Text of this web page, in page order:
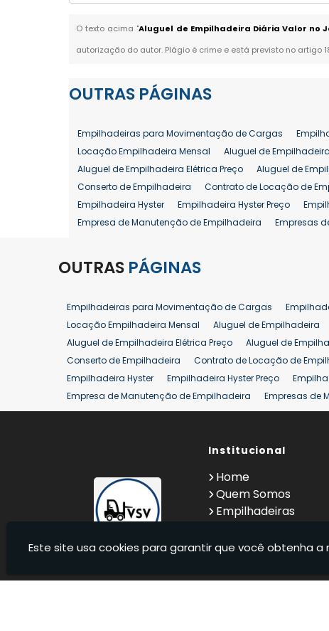
O texto acima "Aluguel de Empilhadeira Diária Valor no
autorização do autor. Plágio é crime e está previsto no artigo
OUTRAS PÁGINAS
Empilhadeiras para Movimentação de Cargas
Locação Empilhadeira Mensal
Aluguel de Empilhadeira
Aluguel de Empilhadeira Elétrica Preço
Aluguel de
Conserto de Empilhadeira
Contrato de Locação de
Empilhadeira Hyster
Empilhadeira Hyster Preço
Empresa de Manutenção de Empilhadeira
Empresas
Manutenção em Empilhadeiras
Reforma de Empilhadeira
Aluguel de Empilhadeira 25 ton
Locação de
Venda Empilhadeiras 25 ton
OUTRAS PÁGINAS
Empilhadeiras para Movimentação de Cargas
Locação Empilhadeira Mensal
Aluguel de Empilhadeira
Aluguel de Empilhadeira Elétrica Preço
Aluguel de
Conserto de Empilhadeira
Contrato de Locação de
Empilhadeira Hyster
Empilhadeira Hyster Preço
Empresa de Manutenção de Empilhadeira
Empresas de
Locação Empilhadeira Hyster
Locação Empilhadeira
Comprar Empilhadeira
Locação de Empilhadeira 25 ton
Comprar Empilhadeira
Institucional
Home
Quem Somos
Empilhadeiras
Informações
Este site usa cookies para garantir que você obtenha a